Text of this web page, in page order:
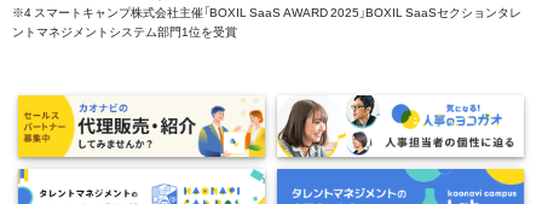
※4 スマートキャンプ株式会社主催「BOXIL SaaS AWARD 2025」BOXIL SaaSセクションタレ
ントマネジメントシステム部門1位を受賞